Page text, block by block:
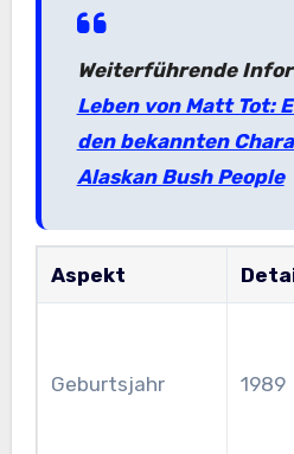
Weiterführende
Leben von Matt Tot:
den bekannten
Alaskan Bush People
Aspekt
Geburtsjahr 1989